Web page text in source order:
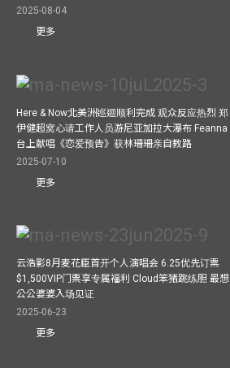
2025-08-04
更多
Here & Now北美洲巡迴顺利完成 观众反应热烈 郑
伊健超窝心请工作人员游尼亚加拉大瀑布 Feanna
台上献唱《恋爱预告》获林珊珊亲自教路
2025-07-10
更多
云浩影8月麦花臣首开个人演唱会 6.25优先订票
$1,500VIP门票享专属福利 Cloud笨猪跳练胆 最想
公公婆婆入场见证
2025-06-23
更多